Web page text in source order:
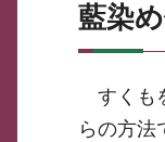
藍染
すくも
らの方法